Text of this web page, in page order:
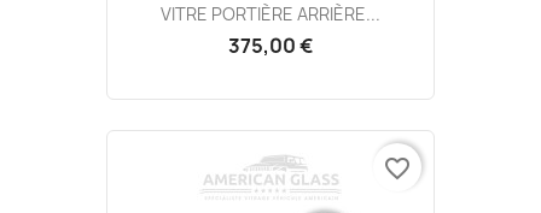
VITRE PORTIÈRE ARRIÈRE...
375,00 €
favorite_border